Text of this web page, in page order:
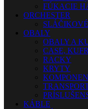
FÚKACIE
ORCHESTER
OBALY
OBALY A
CASE,
RACKY
KRYTY
KÁBLE